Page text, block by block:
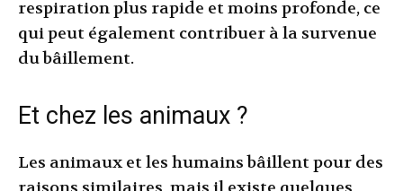
respiration plus rapide et moins profonde, ce
qui peut également contribuer à la survenue
du bâillement.
Et chez les animaux ?
Les animaux et les humains bâillent pour des